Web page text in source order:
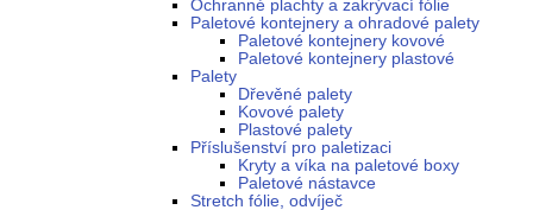
Ochranné plachty a zakrývací fólie
Paletové kontejnery a ohradové palety
Paletové kontejnery kovové
Paletové kontejnery plastové
Palety
Dřevěné palety
Kovové palety
Plastové palety
Příslušenství pro paletizaci
Kryty a víka na paletové boxy
Paletové nástavce
Stretch fólie, odvíječ